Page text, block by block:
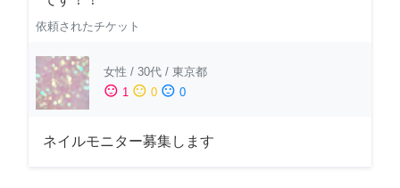
依頼されたチケット
女性 / 30代 / 東京都
sentiment_satisfied 1 sentiment_neutral 0 sentiment_dissatisfied 0
ネイルモニター募集します